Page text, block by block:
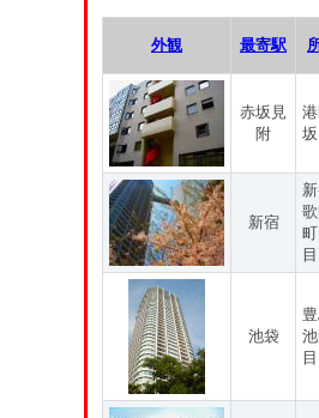
外観 最寄駅
赤坂見
附
新宿
目
池袋
目